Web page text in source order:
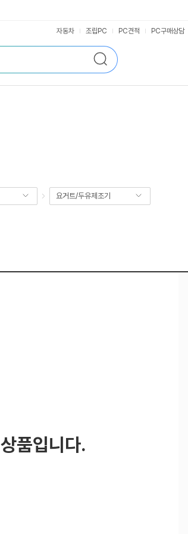
검
색
자동차 조립PC PC견적 PC구매상담
요거트/두유제조기
상품입니다.